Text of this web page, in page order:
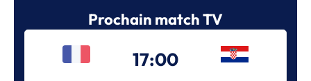
Prochain match TV
17:00